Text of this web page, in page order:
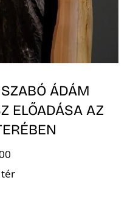
ÁDÁM
ELŐADÁSA AZ
tér